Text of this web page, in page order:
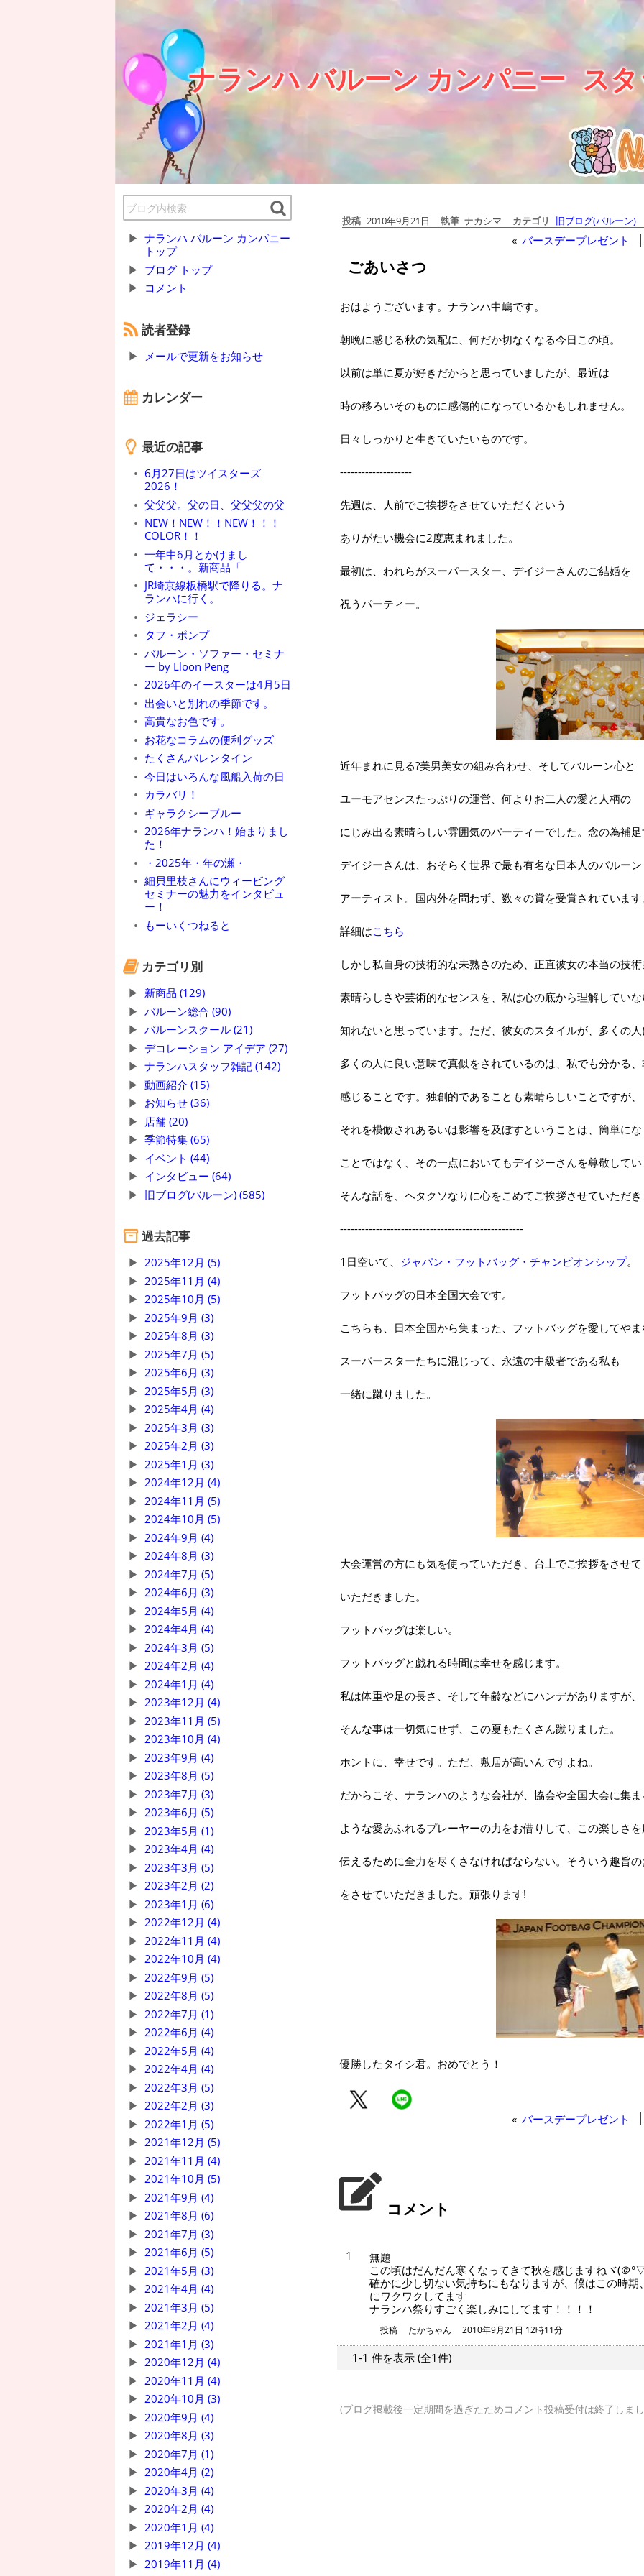
ナランハ バルーン カンパニー ス
ナランハ バルーン カンパニー
トップ
ブログ トップ
コメント
読者登録
メールで更新をお知らせ
カレンダー
最近の記事
6月27日はツイスターズ
2026！
父父父。父の日、父父父の父
NEW！NEW！！NEW！！！
COLOR！！
一年中6月とかけまし
て・・・。新商品「
JR埼京線板橋駅で降りる。ナ
ランハに行く。
ジェラシー
タフ・ポンプ
バルーン・ソファー・セミナ
ー by Lloon Peng
2026年のイースターは4月5日
出会いと別れの季節です。
高貴なお色です。
お花なコラムの便利グッズ
たくさんバレンタイン
今日はいろんな風船入荷の日
カラバリ！
ギャラクシーブルー
2026年ナランハ！始まりまし
た！
・2025年・年の瀬・
細貝里枝さんにウィービング
セミナーの魅力をインタビュ
ー！
もーいくつねると
カテゴリ別
新商品 (129)
バルーン総合 (90)
バルーンスクール (21)
デコレーション アイデア (27)
ナランハスタッフ雑記 (142)
動画紹介 (15)
お知らせ (36)
店舗 (20)
季節特集 (65)
イベント (44)
インタビュー (64)
旧ブログ(バルーン) (585)
過去記事
2025年12月 (5)
2025年11月 (4)
2025年10月 (5)
2025年9月 (3)
2025年8月 (3)
2025年7月 (5)
2025年6月 (3)
2025年5月 (3)
2025年4月 (4)
2025年3月 (3)
2025年2月 (3)
2025年1月 (3)
2024年12月 (4)
2024年11月 (5)
2024年10月 (5)
2024年9月 (4)
2024年8月 (3)
2024年7月 (5)
2024年6月 (3)
2024年5月 (4)
2024年4月 (4)
2024年3月 (5)
2024年2月 (4)
2024年1月 (4)
2023年12月 (4)
2023年11月 (5)
2023年10月 (4)
2023年9月 (4)
2023年8月 (5)
2023年7月 (3)
2023年6月 (5)
2023年5月 (1)
2023年4月 (4)
2023年3月 (5)
2023年2月 (2)
2023年1月 (6)
2022年12月 (4)
2022年11月 (4)
2022年10月 (4)
2022年9月 (5)
2022年8月 (5)
2022年7月 (1)
2022年6月 (4)
2022年5月 (4)
2022年4月 (4)
2022年3月 (5)
2022年2月 (3)
2022年1月 (5)
2021年12月 (5)
2021年11月 (4)
2021年10月 (5)
2021年9月 (4)
2021年8月 (6)
2021年7月 (3)
2021年6月 (5)
2021年5月 (3)
2021年4月 (4)
2021年3月 (5)
2021年2月 (4)
2021年1月 (3)
2020年12月 (4)
2020年11月 (4)
2020年10月 (3)
2020年9月 (4)
2020年8月 (3)
2020年7月 (1)
2020年4月 (2)
2020年3月 (4)
2020年2月 (4)
2020年1月 (4)
2019年12月 (4)
2019年11月 (4)
投稿 2010年9月21日 執筆 ナカシマ カテゴリ 旧ブログ(バルーン)
« バースデープレゼント
ごあいさつ
おはようございます。ナランハ中嶋です。
朝晩に感じる秋の気配に、何だか切なくなる今日この頃。
以前は単に夏が好きだからと思っていましたが、最近は
時の移ろいそのものに感傷的になっているかもしれません。
日々しっかりと生きていたいものです。
--------------------
先週は、人前でご挨拶をさせていただくという
ありがたい機会に2度恵まれました。
最初は、われらがスーパースター、デイジーさんのご結婚を
祝うパーティー。
近年まれに見る?美男美女の組み合わせ、そしてバルーン心と
ユーモアセンスたっぷりの運営、何よりお二人の愛と人柄の
にじみ出る素晴らしい雰囲気のパーティーでした。念の為補
デイジーさんは、おそらく世界で最も有名な日本人のバルーン
アーティスト。国内外を問わず、数々の賞を受賞されていま
詳細はこちら
しかし私自身の技術的な未熟さのため、正直彼女の本当の技
素晴らしさや芸術的なセンスを、私は心の底から理解してい
知れないと思っています。ただ、彼女のスタイルが、多くの
多くの人に良い意味で真似をされているのは、私でも分かる
感じることです。独創的であることも素晴らしいことですが、
それを模倣されあるいは影響を及ぼすということは、簡単に
ことではなく、その一点においてもデイジーさんを尊敬して
そんな話を、ヘタクソなりに心をこめてご挨拶させていただ
---------------------------------------------------
1日空いて、 ジャパン・フットバッグ・チャンピオンシップ。
フットバッグの日本全国大会です。
こちらも、日本全国から集まった、フットバッグを愛してや
スーパースターたちに混じって、永遠の中級者である私も
一緒に蹴りました。
大会運営の方にも気を使っていただき、台上でご挨拶をさせて
いただきました。
フットバッグは楽しい。
フットバッグと戯れる時間は幸せを感じます。
私は体重や足の長さ、そして年齢などにハンデがありますが、
そんな事は一切気にせず、この夏もたくさん蹴りました。
ホントに、幸せです。ただ、敷居が高いんですよね。
だからこそ、ナランハのような会社が、協会や全国大会に集
ような愛あふれるプレーヤーの力をお借りして、この楽しさ
伝えるために全力を尽くさなければならない。そういう趣旨
をさせていただきました。頑張ります!
優勝したタイシ君。おめでとう！
« バースデープレゼント
コメント
1
無題
この頃はだんだん寒くなってきて秋を感じますねヾ(＠
確かに少し切ない気持ちにもなりますが、僕はこの時
にワクワクしてます
ナランハ祭りすごく楽しみにしてます！！！！
投稿 たかちゃん 2010年9月21日 12時11分
1-1 件を表示(全1件)
(ブログ掲載後一定期間を過ぎたためコメント投稿受付は終了しま